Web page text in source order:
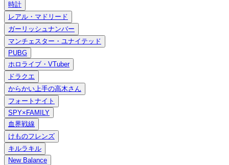
時計
レアル・マドリード
ガーリッシュナンバー
マンチェスター・ユナイテッド
PUBG
ホロライブ・VTuber
ドラクエ
からかい上手の高木さん
フォートナイト
SPY×FAMILY
血界戦線
けものフレンズ
キルラキル
New Balance